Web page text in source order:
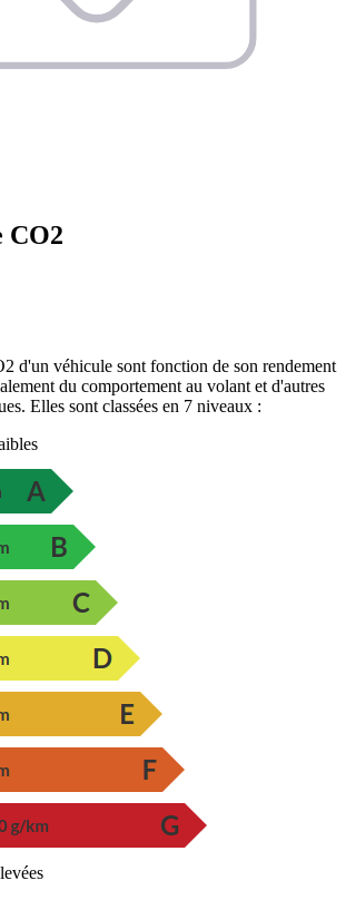
CO2
d'un véhicule sont fonction de son rendement
du comportement au volant et d'autres
Elles sont classées en 7 niveaux :